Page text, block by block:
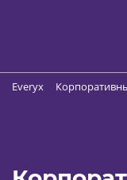
Everyx